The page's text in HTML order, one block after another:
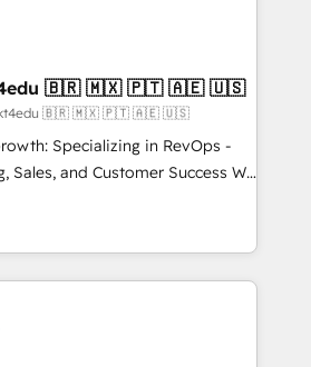
over 25,000+ customers so
solutions. ✔️Bespoke apps &
on-demand bundle services. Connect with us today!
4RevOps | Mkt4edu 🇧🇷 🇲🇽 🇵🇹 🇦🇪 🇺🇸
Mkt4edu 🇧🇷 🇲🇽 🇵🇹 🇦🇪 🇺🇸
Specializing in RevOps -
and Customer Success We
revenue growth for companies
tailored marketing, sales,
strategies, utilizing RevOps
Latin America's largest HubSpot
in five